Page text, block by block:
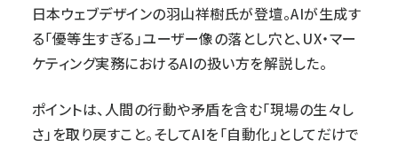
日本ウェブデザインの羽山祥樹氏が登壇。AIが生成す
る「優等生すぎる」ユーザー像の落とし穴と、UX・マー
ケティング実務におけるAIの扱い方を解説した。
ポイントは、人間の行動や矛盾を含む「現場の生々し
さ」を取り戻すこと。そしてAIを「自動化」としてだけで